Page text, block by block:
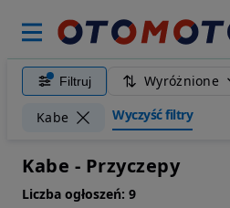
Filtruj Wyróżnione
Kabe Wyczyść filtry
Kabe - Przyczepy
Liczba ogłoszeń: 9